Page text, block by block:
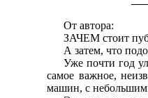
От автора:
ЗАЧЕМ стоит
А затем, что
Уже почти год
самое важное,
машин, с небольшим